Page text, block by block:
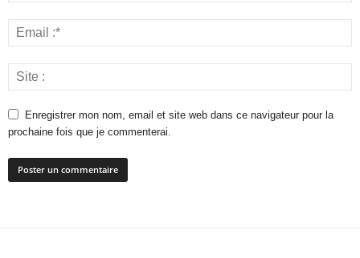
Enregistrer mon nom, email et site web dans ce navigateur pour la
prochaine fois que je commenterai.